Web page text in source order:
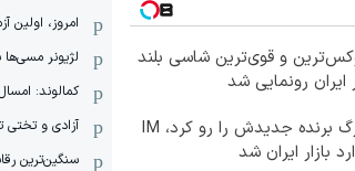
و قوی‌ترین شاسی بلند
نیکاموتور برگ برنده جدیدش را رو کرد، IM
امروز، اولین
لژیونر
کمالوند:
آزادی و
سنگین‌ترین